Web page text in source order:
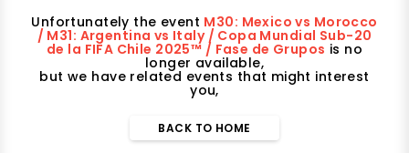
Unfortunately the event M30: Mexico vs Morocco
/ M31: Argentina vs Italy / Copa Mundial Sub-20
de la FIFA Chile 2025™ / Fase de Grupos is no
longer available,
but we have related events that might interest
you,
BACK TO HOME